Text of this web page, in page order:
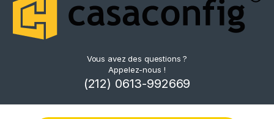
Vous avez des questions ?
Appelez-nous !
(212) 0613-992669